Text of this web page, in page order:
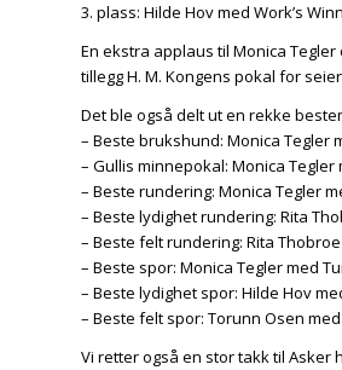
3. plass: Hilde Hov med Work’s Winn
En ekstra applaus til Monica
tillegg H. M. Kongens pokal for
Det ble også delt ut en rekke
– Beste brukshund: Monica Tegler
– Gullis minnepokal: Monica
– Beste rundering: Monica Tegler
– Beste lydighet rundering: Rita
– Beste felt rundering: Rita
– Beste spor: Monica Tegler med
– Beste lydighet spor: Hilde Hov
– Beste felt spor: Torunn Osen
Vi retter også en stor takk til